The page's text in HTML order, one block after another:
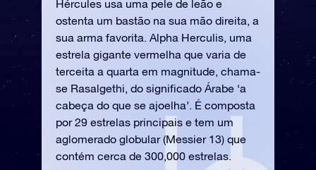
Hércules usa uma pele de leão e
ostenta um bastão na sua mão direita, a
sua arma favorita. Alpha Herculis, uma
estrela gigante vermelha que varia de
terceita a quarta em magnitude, chama-
se Rasalgethi, do significado Árabe ‘a
cabeça do que se ajoelha’. É composta
por 29 estrelas principais e tem um
aglomerado globular (Messier 13) que
contém cerca de 300,000 estrelas.